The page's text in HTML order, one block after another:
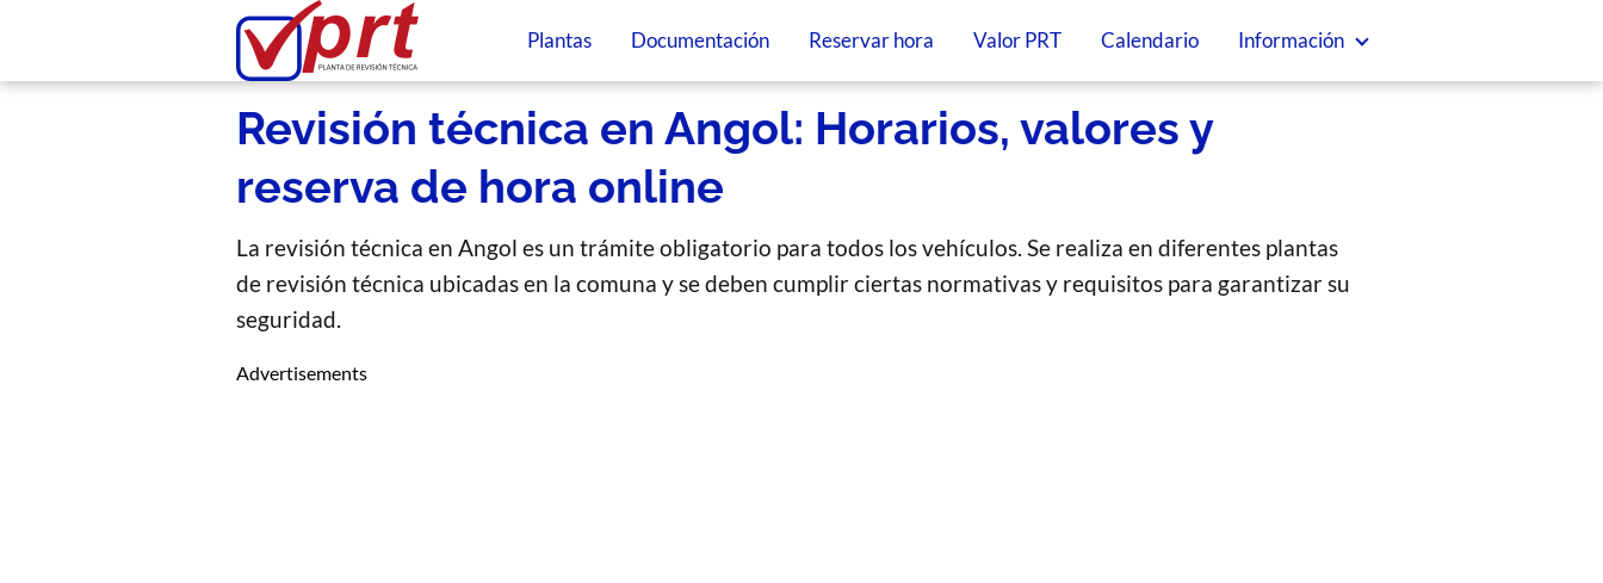
Plantas Documentación Reservar hora Valor PRT Calendario Información
Revisión técnica en Angol: Horarios, valores y
reserva de hora online
La revisión técnica en Angol es un trámite obligatorio para todos los vehículos. Se realiza en diferentes plantas
de revisión técnica ubicadas en la comuna y se deben cumplir ciertas normativas y requisitos para garantizar su
seguridad.
Advertisements